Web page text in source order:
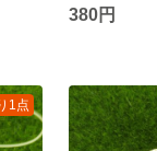
380円
1点